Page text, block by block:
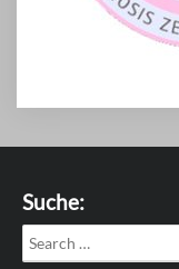
Suche:
Search
for: